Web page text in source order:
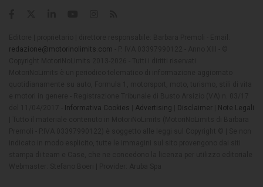
redazione@motorinolimits.com
Informativa Cookies Advertising Disclaimer
Note Legali